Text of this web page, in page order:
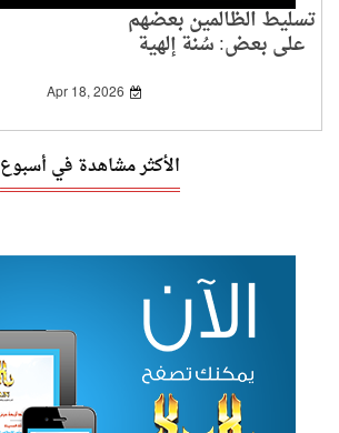
تسليط الظالمين بعضهم
على بعض: سُنة إلهية
وعقوبة عادلة
Apr 18, 2026
الأكثر مشاهدة في أسبوع